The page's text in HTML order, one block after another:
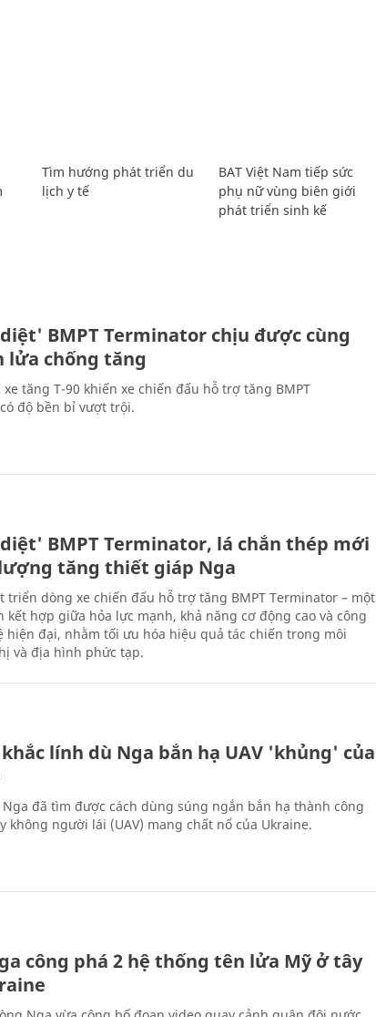
Tìm hướng phát triển du
lịch y tế
BAT Việt Nam tiếp sức
phụ nữ vùng biên giới
phát triển sinh kế
BMPT Terminator chịu được cùng
lửa chống tăng
tăng T-90 khiến xe chiến đấu hỗ trợ tăng BMPT
độ bền bỉ vượt trội.
BMPT Terminator, lá chắn thép mới
tăng thiết giáp Nga
triển dòng xe chiến đấu hỗ trợ tăng BMPT Terminator – một
kết hợp giữa hỏa lực mạnh, khả năng cơ động cao và công
hiện đại, nhằm tối ưu hóa hiệu quả tác chiến trong môi
và địa hình phức tạp.
lính dù Nga bắn hạ UAV 'khủng' của
đã tìm được cách dùng súng ngắn bắn hạ thành công
không người lái (UAV) mang chất nổ của Ukraine.
công phá 2 hệ thống tên lửa Mỹ ở tây